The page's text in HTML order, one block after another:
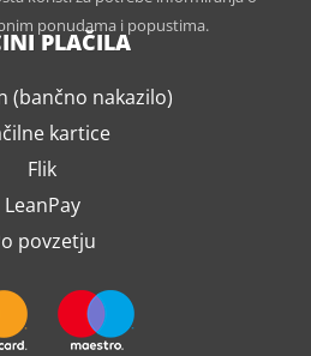
ponudama i popustima.
PLAČILA
(bančno nakazilo)
kartice
Flik
LeanPay
povzetju